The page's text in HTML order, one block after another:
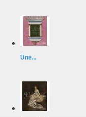
Une...